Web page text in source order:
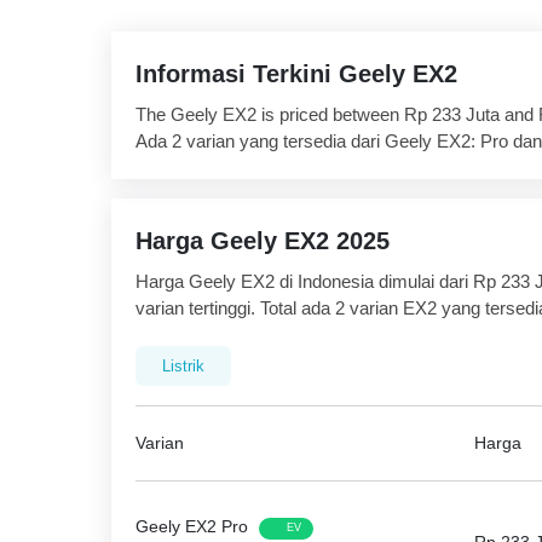
Informasi Terkini Geely EX2
The Geely EX2 is priced between Rp 233 Juta and
Ada 2 varian yang tersedia dari Geely EX2: Pro
Fitur pendukung Kenyamanan & Kemudahan
Pemanas, Power Outlet, Engine Start Stop
Cup Holder - belakang, Keyless Entry, Adaptive
AM/FM, Speaker depan, Speaker belakang,
Fitur eksterior termasuk Spion Lipat Elektrik, Kaca
Fitur keamanan Model mencakup Anti Lock
Pengingat Pintu Terbuka, Crash Sensor, Kantong
Harga Geely EX2 2025
Harga Geely EX2 di Indonesia dimulai dari Rp
varian tertinggi. Total ada 2 varian EX2 yang
Listrik
Varian Harga
Geely EX2 Pro EV